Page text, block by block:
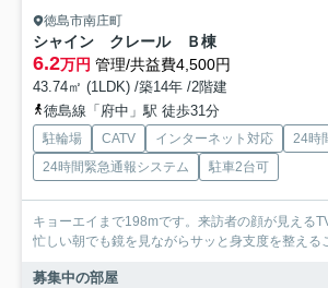
徳島市南庄町
シャイン クレール Ｂ棟
6.2万円 管理/共益費4,500円
43.74㎡ (1LDK) /築14年 /2階建
徳島線「府中」駅 徒歩31分
駐輪場 CATV インターネット対応
24時
24時間緊急通報システム
駐車2台可
キョーエイまで198mです。来訪者の顔が見える
忙しい朝でも鏡を見ながらサッと身支度を整える
募集中の部屋